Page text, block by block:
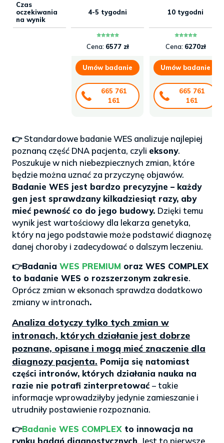
Czas
oczekiwania
na wynik
4-5 tygodni 10 tygodni
⭐⭐⭐⭐⭐
Cena: 6577 zł
⭐⭐⭐⭐⭐
Cena: 6270zł
Umów badanie
665 761
161
Umów badanie
665 761
161
👉 Standardowe badanie WES analizuje najlepiej
poznaną część DNA pacjenta, czyli eksony.
Poszukuje w nich niebezpiecznych zmian, które
będzie można uznać za przyczynę objawów.
Badanie WES jest bardzo precyzyjne – każdy
gen jest sprawdzany kilkadziesiąt razy, aby
mieć pewność co do jego budowy. Dzięki temu
wynik jest wartościowy dla lekarza genetyka,
który na jego podstawie może podstawić diagnozę
danej choroby i zadecydować o dalszym leczeniu.
👉Badania WES PREMIUM oraz WES COMPLEX
to badanie WES o rozszerzonym zakresie.
Oprócz zmian w eksonach sprawdza dodatkowo
zmiany w intronach.
Analiza dotyczy tylko tych zmian w
intronach, których działanie jest dobrze
poznane, opisane i mogą mieć znaczenie dla
diagnozy pacjenta. Pomija się natomiast
części intronów, których działania nauka na
razie nie potrafi zinterpretować – takie
informacje wprowadziłyby jedynie zamieszanie i
utrudniły postawienie rozpoznania.
👉Badanie WES COMPLEX to innowacja na